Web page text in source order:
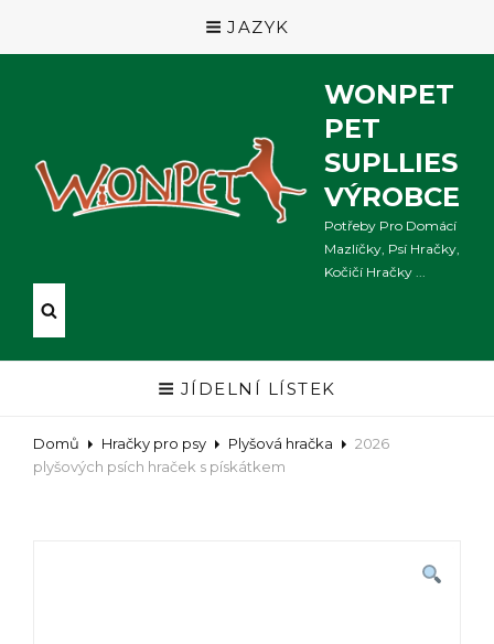
JAZYK
WONPET
PET
SUPLLIES
VÝROBCE
Potřeby Pro Domácí
Mazlíčky, Psí Hračky,
Kočičí Hračky ...
JÍDELNÍ LÍSTEK
Domů Hračky pro psy Plyšová hračka
2026
plyšových psích hraček s pískátkem